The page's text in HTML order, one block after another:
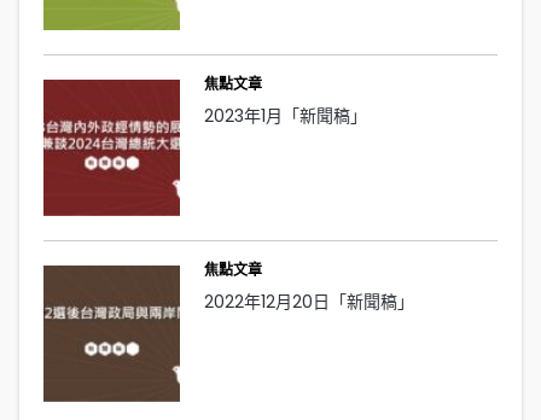
焦點文章
2023年1月「新聞稿」
焦點文章
2022年12月20日「新聞稿」